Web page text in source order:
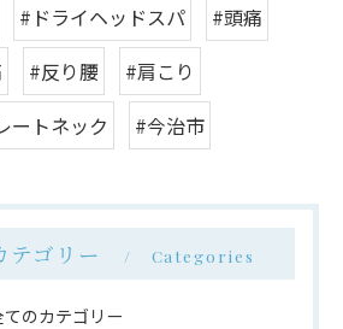
#ドライヘッドスパ
#頭痛
#反り腰
#肩こり
ートネック
#今治市
テゴリー Categories
てのカテゴリー